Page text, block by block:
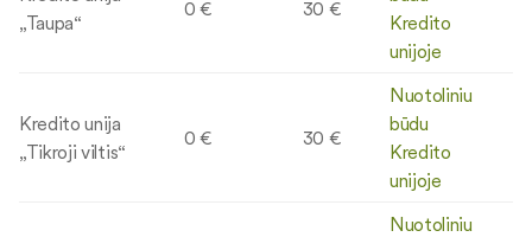
„Taupa“
0 € 30 €
Kredito
unijoje
Kredito unija
„Tikroji viltis“
0 € 30 €
Nuotoliniu
būdu
Kredito
unijoje
Nuotoliniu